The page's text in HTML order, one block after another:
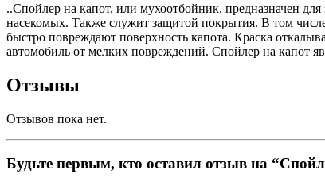
..Спойлер на капот, или мухоотбойник, предназначен
насекомых. Также служит защитой покрытия. В том
быстро повреждают поверхность капота. Краска
автомобиль от мелких повреждений. Спойлер на капот
Отзывы
Отзывов пока нет.
Будьте первым, кто оставил отзыв на